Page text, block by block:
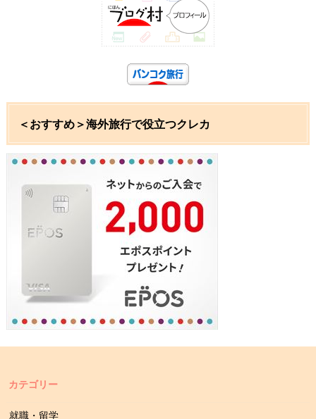
＜おすすめ＞海外旅行で役立つクレカ
カテゴリー
就職・留学